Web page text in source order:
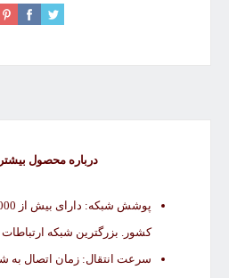
درباره محصول بیشتر
کشور. بزرگترین شبکه ارتباطات
سرعت انتقال: زمان اتصال به